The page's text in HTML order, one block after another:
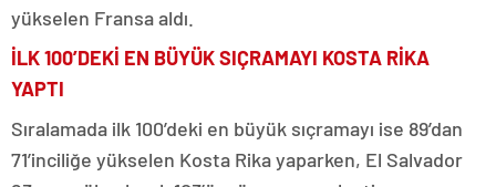
yükselen Fransa aldı.
İLK 100’DEKİ EN BÜYÜK SIÇRAMAYI KOSTA RİKA
YAPTI
Sıralamada ilk 100’deki en büyük sıçramayı ise 89’dan
71’inciliğe yükselen Kosta Rika yaparken, El Salvador